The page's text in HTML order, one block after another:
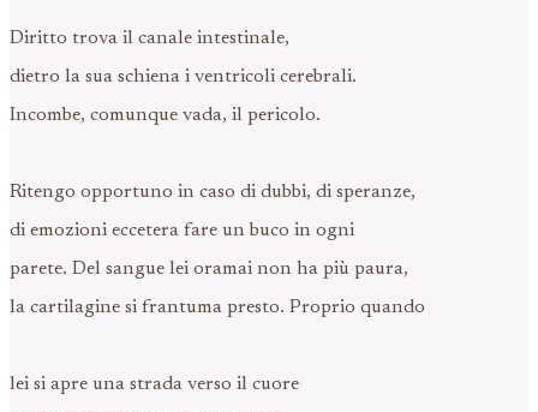
Diritto trova il canale intestinale,
dietro la sua schiena i ventricoli cerebrali.
Incombe, comunque vada, il pericolo.
Ritengo opportuno in caso di dubbi, di speranze,
di emozioni eccetera fare un buco in ogni
parete. Del sangue lei oramai non ha più paura,
la cartilagine si frantuma presto. Proprio quando
lei si apre una strada verso il cuore